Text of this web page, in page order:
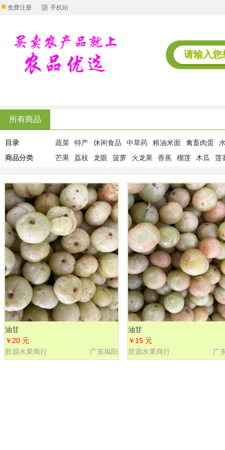
免费注册 手机站
所有商品
目录 蔬菜 特产 休闲食品 中草药 粮油米面 禽畜肉蛋
商品分类
芒果 荔枝 龙眼 菠萝 火龙果 香蕉 榴莲 木瓜 莲
油甘
￥20 元
广东揭阳
胜源水果商行
油甘
￥15 元
广
胜源水果商行